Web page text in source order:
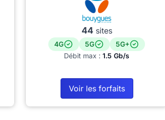
44sites
4G 5G
5G+
Débit max : 1.5 Gb/s
Voir les forfaits